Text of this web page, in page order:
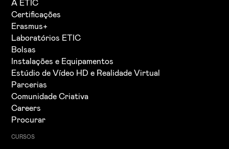
A ETIC
Certificações
Erasmus+
Laboratórios ETIC
Bolsas
Instalações e Equipamentos
Estúdio de Vídeo HD e Realidade Virtual
Parcerias
Comunidade Criativa
Careers
Procurar
CURSOS